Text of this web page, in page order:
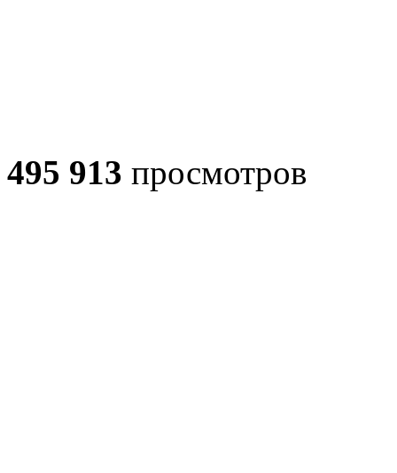
495 913 просмотров